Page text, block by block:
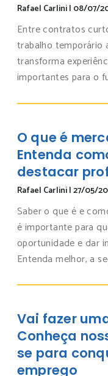
Rafael Carlini| 08/07/
Entre contratos
trabalho temporário
transforma
importantes para o
O que é
Entenda
destacar
Rafael Carlini|27/05/
Saber o que é e
é importante para
oportunidade e dar
Entenda melhor, a
Vai fazer
Conheça
se para
emprego